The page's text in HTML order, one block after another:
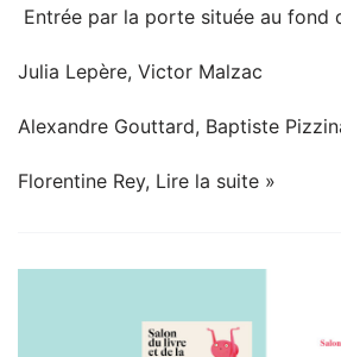
Entrée par la porte située au fond
Julia Lepère, Victor Malzac
Alexandre Gouttard, Baptiste
Florentine Rey, Lire la suite »